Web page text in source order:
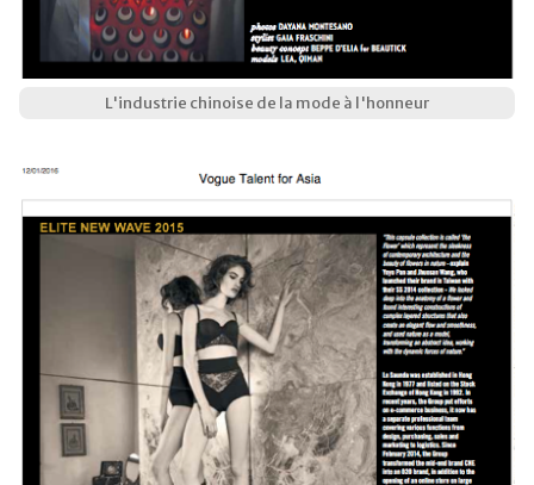
L'industrie chinoise de la mode à l'honneur